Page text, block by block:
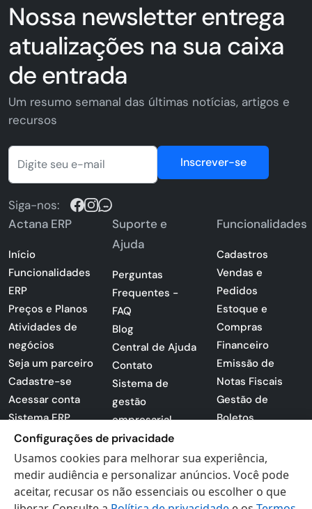
Nossa newsletter entrega
atualizações na sua caixa
de entrada
Um resumo semanal das últimas notícias, artigos e
recursos
Inscrever-se
Siga-nos:
Actana ERP
Início
Funcionalidades
ERP
Preços e Planos
Atividades de
negócios
Seja um parceiro
Cadastre-se
Acessar conta
Sistema ERP
Apresentação
PDF
Loja -
Certificados
Suporte e
Ajuda
Perguntas
Frequentes -
FAQ
Blog
Central de Ajuda
Contato
Sistema de
gestão
empresarial
Sistema para
lojas
Preferências de
cookies
Funcionalidades
Cadastros
Vendas e
Pedidos
Estoque e
Compras
Financeiro
Emissão de
Notas Fiscais
Gestão de
Boletos
Configurações de privacidade
Usamos cookies para melhorar sua experiência,
medir audiência e personalizar anúncios. Você pode
aceitar, recusar os não essenciais ou escolher o que